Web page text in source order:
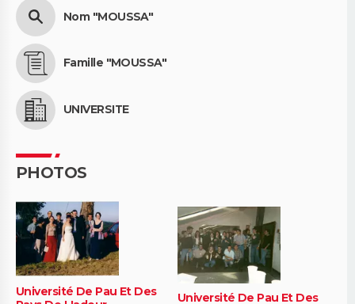
Nom "MOUSSA"
Famille "MOUSSA"
UNIVERSITE
PHOTOS
Université De Pau Et Des
Université De Pau Et Des